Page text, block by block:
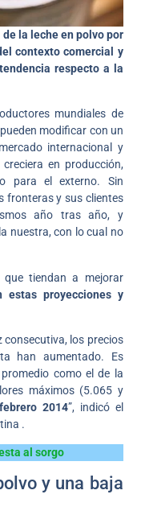
la leche en polvo por
contexto comercial y
respecto a la
mundiales de
modificar con un
internacional y
en producción,
para el externo. Sin
fronteras y sus clientes
año tras año, y
nuestra, con lo cual no
tiendan a mejorar
estas proyecciones y
consecutiva, los precios
han aumentado. Es
como el de la
máximos (5.065 y
2014”, indicó el
.
al sorgo
y una baja